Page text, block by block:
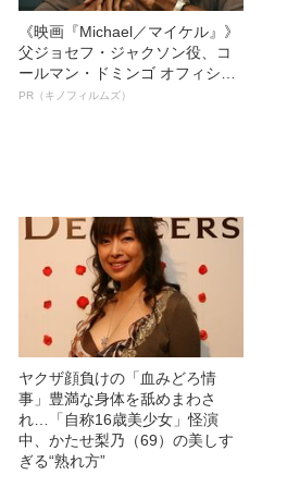
《映画『Michael／マイケル』》
父ジョセフ・ジャクソン役、コ
ールマン・ドミンゴ オフィシャ
ルインタビュー“観客を魅了した
PR（キノフィルムズ）
ヤクザ顔負けの「血みどろ情
事」豊満な身体を舐めまわさ
れ…「自称16歳美少女」怪演
中、かたせ梨乃（69）の美しす
ぎる“熟れ方”